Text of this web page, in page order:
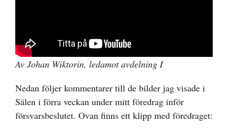
Av Johan Wiktorin, ledamot avdelning I
Nedan följer kommentarer till de bilder jag visade i
Sälen i förra veckan under mitt föredrag inför
försvarsbeslutet. Ovan finns ett klipp med föredraget: